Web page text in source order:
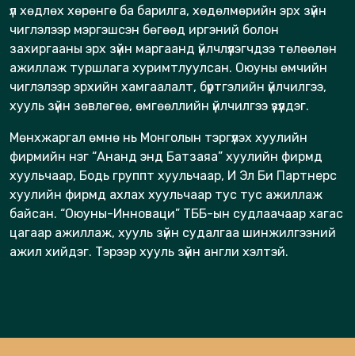
үл хөдлөх хөрөнгө ба барилга, хөдөлмөрийн эрх зүйн
чиглэлээр мэргэшсэн бөгөөд иргэний болон
захиргааны эрх зүйн маргаанд үйлчлүүлэгчдээ төлөөлөн
ажиллаж туршлага хуримтлуулсан. Оюуны өмчийн
чиглэлээр эрхийн хамгаалалт, бүртгэлийн үйлчилгээ,
хууль зүйн зөвлөгөө, өмгөөллийн үйлчилгээ үзүүлдэг.
Мөнхжаргал өмнө нь Монголын тэргүүлэх хуулийн
фирмийн нэг “Ананд энд Батзаяа” хуулийн фирмд
хуульчаар, Бодь группт хуульчаар, И Эл Би Партнерс
хуулийн фирмд ахлах хуульчаар тус тус ажиллаж
байсан. “Оюуны-Инноваци” ТББ-ын судлаачаар хагас
цагаар ажиллаж, хууль зүйн судалгаа шинжилгээний
ажил хийдэг. Тэрээр хууль зүйн англи хэлтэй.